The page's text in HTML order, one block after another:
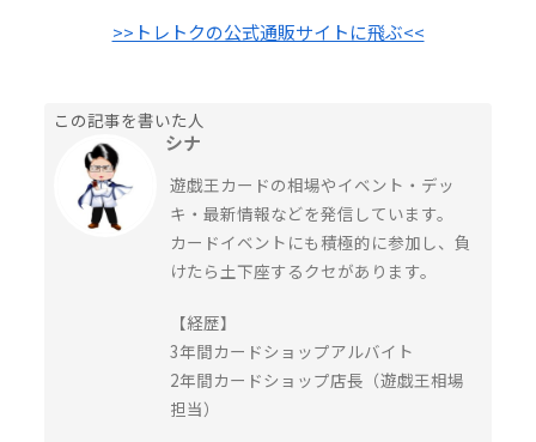
>>トレトクの公式通販サイトに飛ぶ<<
この記事を書いた人
シナ
遊戯王カードの相場やイベント・デッ
キ・最新情報などを発信しています。
カードイベントにも積極的に参加し、負
けたら土下座するクセがあります。
【経歴】
3年間カードショップアルバイト
2年間カードショップ店長（遊戯王相場
担当）